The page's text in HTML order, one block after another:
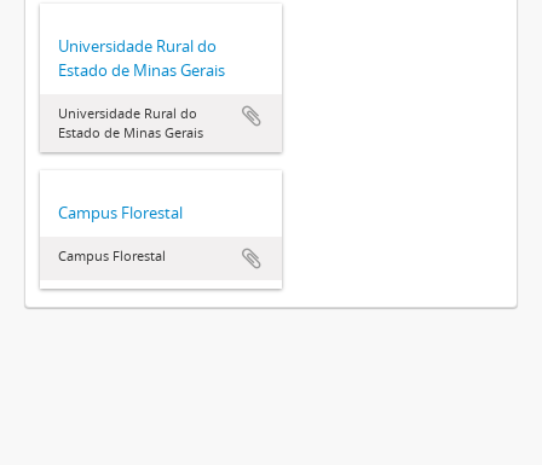
Universidade Rural do
Estado de Minas Gerais
Universidade Rural do
Estado de Minas Gerais
Campus Florestal
Campus Florestal